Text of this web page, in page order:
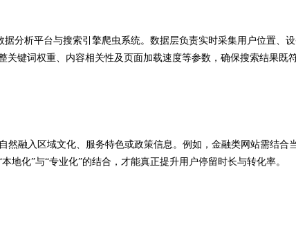
分析平台与搜索引擎爬虫系统。数据层负责实时采集用户位置、
键词权重、内容相关性及页面加载速度等参数，确保搜索结果既
然融入区域文化、服务特色或政策信息。例如，金融类网站需结合
化”与“专业化”的结合，才能真正提升用户停留时长与转化率。